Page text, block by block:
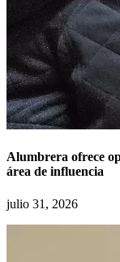
Alumbrera ofrece
área de influencia
julio 31, 2026